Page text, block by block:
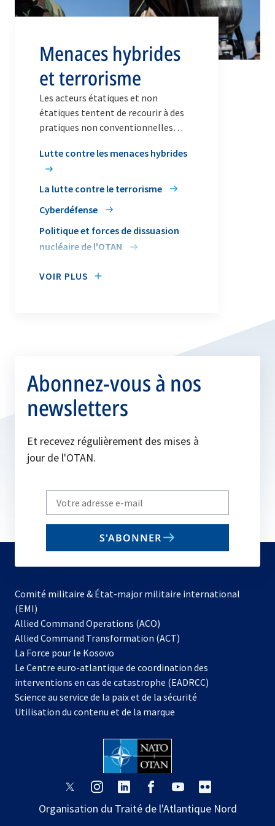
Menaces hybrides
et terrorisme
Les acteurs étatiques et non
étatiques tentent de recourir à des
pratiques non conventionnelles
notamment) pour amoindrir la
sécurité des pays de l’OTAN.
Lutte contre les menaces hybrides
La lutte contre le terrorisme
Cyberdéfense
Politique et forces de dissuasion
nucléaire de l'OTAN
VOIR PLUS
Abonnez-vous à nos
newsletters
Et recevez régulièrement des mises à
jour de l'OTAN.
Write
your
email
S'ABONNER
Comité militaire & État-major militaire international
(EMI)
Allied Command Operations (ACO)
Allied Command Transformation (ACT)
La Force pour le Kosovo
dans
un
nouvel
onglet
Le Centre euro-atlantique de coordination des
interventions en cas de catastrophe (EADRCC)
Science au service de la paix et de la sécurité
Utilisation du contenu et de la marque
s’ouvre
un
s’ouvre
un
s’ouvre
un
s’ouvre
un
s’ouvre
un
un
Organisation du Traité de l'Atlantique Nord